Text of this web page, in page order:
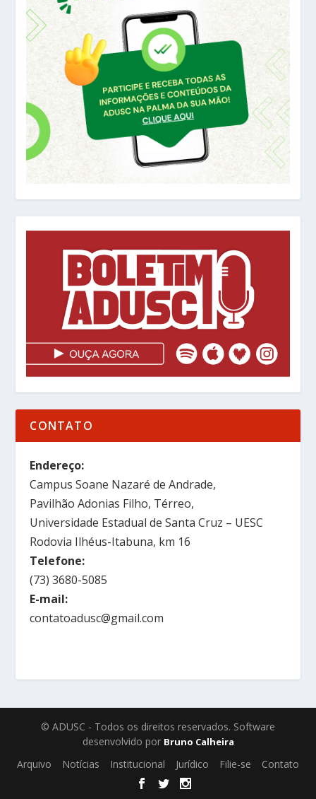
CONTATO
Endereço:
Campus Soane Nazaré de Andrade,
Pavilhão Adonias Filho, Térreo,
Universidade Estadual de Santa Cruz – UESC
Rodovia Ilhéus-Itabuna, km 16
Telefone:
(73) 3680-5085
E-mail:
contatoadusc@gmail.com
© ADUSC - Todos os direitos reservados. Software
desenvolvido por Bruno Calheira
Arquivo Notícias Institucional Jurídico Filie-se Contato